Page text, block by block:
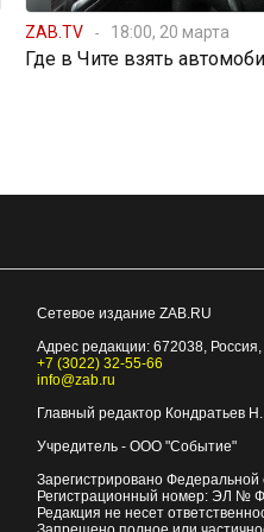
ZAB.TV 18:00, 20 марта
Где в Чите взять
Сетевое издание ZAB.RU
Адрес редакции: 672038, Россия,
+7 (3022) 32-55-66
info@zab.ru
Главный редактор Кондратьев
Учредитель - ООО "Событие"
Зарегистрировано
Регистрационный номер: ЭЛ №
Редакция не несет